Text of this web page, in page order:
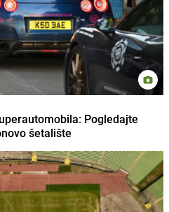
Pogledajte
šetalište